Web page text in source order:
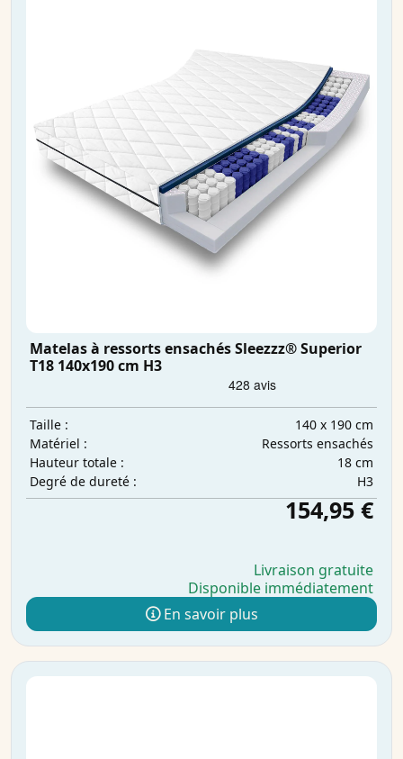
Matelas à ressorts ensachés Sleezzz® Superior
T18 140x190 cm H3
Taille :
140 x 190 cm
Matériel :
Ressorts ensachés
Hauteur totale :
18 cm
Degré de dureté :
H3
154,95 €
Livraison gratuite
Disponible immédiatement
En savoir plus